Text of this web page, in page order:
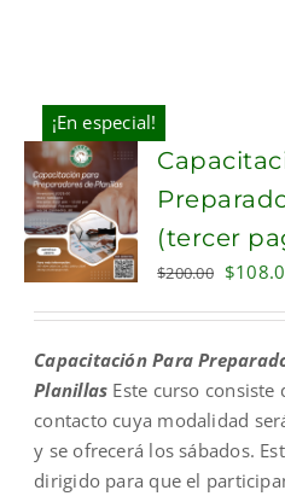
¡En especial!
ADD TO
CART
(tercer
$200.00 $
Capacitación Para
Planillas Este curso consiste
contacto cuya modalidad
y se ofrecerá los sábados.
dirigido para que el